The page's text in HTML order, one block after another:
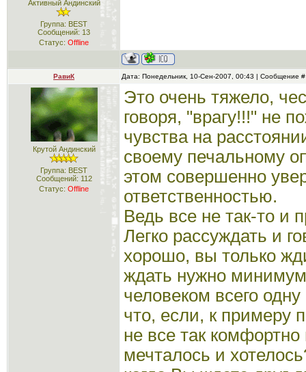
Активный Андинский
Группа: BEST
Сообщений: 13
Статус: Offline
РавиК Дата: Понедельник, 10-Сен-2007, 00:43 | Сообщение
Крутой Андинский
Группа: BEST
Сообщений: 112
Статус: Offline
Это очень тяжело,
говоря, "врагу!!!" не
чувства на
своему печальному
этом совершенно
ответственностью.
Ведь все не так-то и
Легко рассуждать и
хорошо, вы только
ждать нужно
человеком всего
что, если, к примеру
не все так
мечталось и